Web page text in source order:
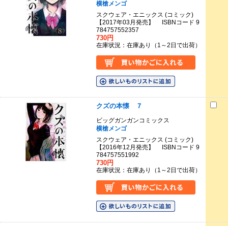
横槍メンゴ
スクウェア・エニックス (コミック)
【2017年03月発売】 ISBNコード 9
784757552357
730円
在庫状況：在庫あり（1～2日で出荷）
クズの本懐 ７
ビッグガンガンコミックス
横槍メンゴ
スクウェア・エニックス (コミック)
【2016年12月発売】 ISBNコード 9
784757551992
730円
在庫状況：在庫あり（1～2日で出荷）